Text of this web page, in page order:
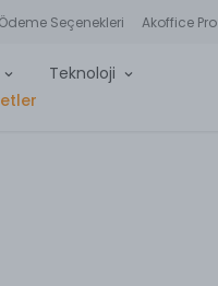
Ödeme Seçenekleri Akoffice Pro
Teknoloji